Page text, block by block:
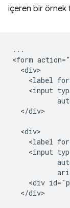
içeren bir örnek
...
<form
  <div>
<label
<input
  </div>
  <div>
<label
<input
<div
  </div>